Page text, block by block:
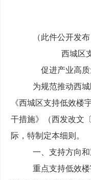
（此件公开发布
西城区
促进产业高
为规范推动西城
《西城区支持低效楼
干措施》
（西发改文〔
际， 特制定本细则。
一、支持方向
重点支持低效